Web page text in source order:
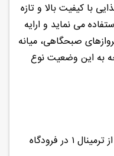
با کیفیت بالا و تازه
می نماید و ارایه
صبحگاهی، میانه
به این وضعیت نوع
پروازهای خروجی هواپیمایی زاگرس از ترمینال ۱ در فرودگاه